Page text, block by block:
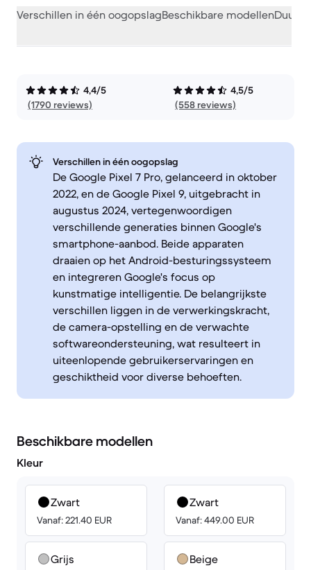
Verschillen in één oogopslagBeschikbare modellen
4,4/5
(1790 reviews)
4,5/5
(558 reviews)
Verschillen in één oogopslag
De Google Pixel 7 Pro, gelanceerd in oktober
2022, en de Google Pixel 9, uitgebracht in
augustus 2024, vertegenwoordigen
verschillende generaties binnen Google's
smartphone-aanbod. Beide apparaten
draaien op het Android-besturingssysteem
en integreren Google's focus op
kunstmatige intelligentie. De belangrijkste
verschillen liggen in de verwerkingskracht,
de camera-opstelling en de verwachte
softwareondersteuning, wat resulteert in
uiteenlopende gebruikerservaringen en
geschiktheid voor diverse behoeften.
Beschikbare modellen
Kleur
Zwart
Vanaf: 221.40 EUR
Grijs
Zwart
Vanaf: 449.00 EUR
Beige